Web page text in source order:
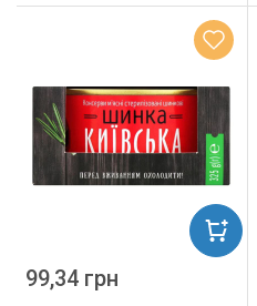
99,34 грн